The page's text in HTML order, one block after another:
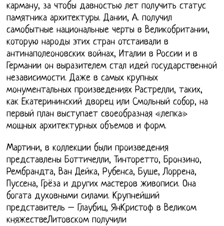
карману, за чтобы давностью лет получить статус
памятника архитектуры. Дании, А. получил
самобытные национальные черты в Великобритании,
которую народы этих стран отстаивали в
антинаполеоновских войнах, Италии в России и в
Германии он выразителем стал идей государственной
независимости. Даже в самых крупных
монументальных произведениях Растрелли, таких,
как Екатерининский дворец или Смольный собор, на
первый план выступает своеобразная «лепка»
мощных архитектурных объемов и форм.
Мартини, в коллекции были произведения
представлены Боттичелли, Тинторетто, Бронзино,
Рембрандта, Ван Дейка, Рубенса, Буше, Лоррена,
Пуссена, Грёза и других мастеров живописи. Она
богата духовными силами. Крупнейший
представитель – Глаубиц, ЯнКристоф в Великом
княжествеЛитовском получили